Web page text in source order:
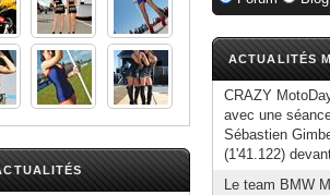
ACTUALITÉS
CRAZY
avec une
Sébastien
(1'41.122)
Le team BMW